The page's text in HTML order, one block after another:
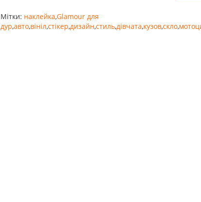
Мітки: наклейка,Glamour для
дур,авто,вініл,стікер,дизайн,стиль,дівчата,кузов,скло,